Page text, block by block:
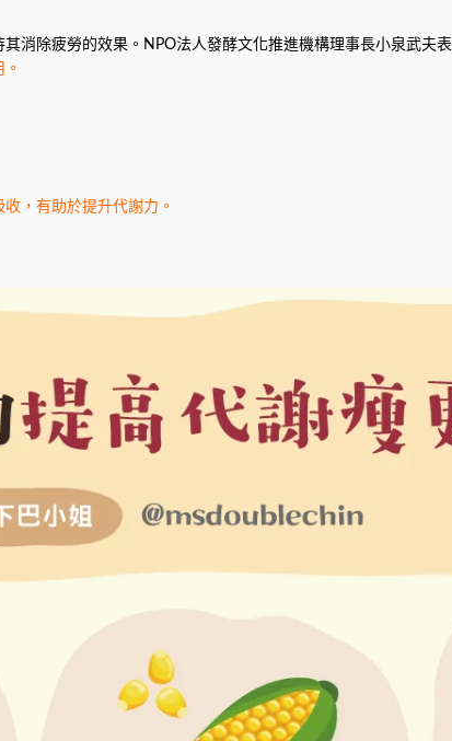
消除疲勞的效果。NPO法人發酵文化推進機構理事長小泉武夫
，有助於提升代謝力。